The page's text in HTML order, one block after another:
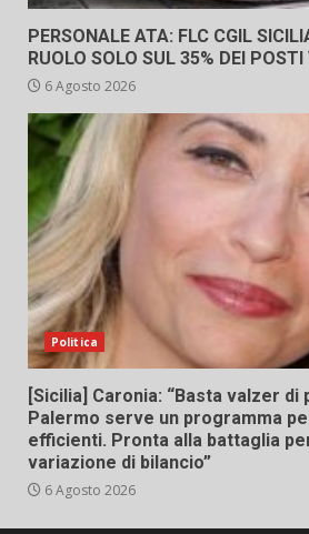
PERSONALE ATA: FLC CGIL
RUOLO SOLO SUL 35% DEI POSTI
6 Agosto 2026
Politica
[Sicilia] Caronia: “Basta valzer di
Palermo serve un programma
efficienti. Pronta alla battaglia
variazione di bilancio”
6 Agosto 2026